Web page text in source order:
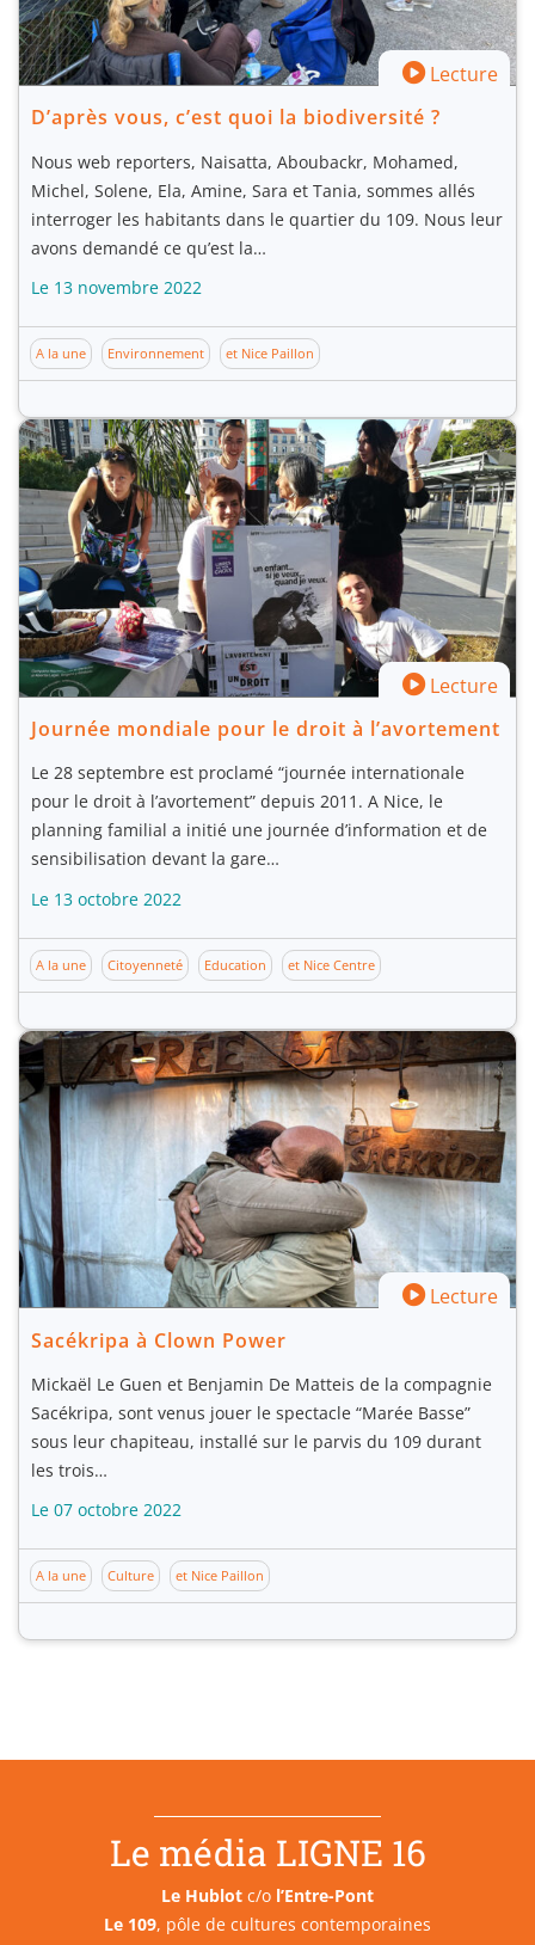
Lecture
D’après vous, c’est quoi la biodiversité ?
Nous web reporters, Naisatta, Aboubackr, Mohamed,
Michel, Solene, Ela, Amine, Sara et Tania, sommes allés
interroger les habitants dans le quartier du 109. Nous leur
avons demandé ce qu’est la…
Le 13 novembre 2022
A la une Environnement et Nice Paillon
Lecture
Journée mondiale pour le droit à l’avortement
Le 28 septembre est proclamé “journée internationale
pour le droit à l’avortement” depuis 2011. A Nice, le
planning familial a initié une journée d’information et de
sensibilisation devant la gare…
Le 13 octobre 2022
A la une Citoyenneté Education et Nice Centre
Lecture
Sacékripa à Clown Power
Mickaël Le Guen et Benjamin De Matteis de la compagnie
Sacékripa, sont venus jouer le spectacle “Marée Basse”
sous leur chapiteau, installé sur le parvis du 109 durant
les trois…
Le 07 octobre 2022
A la une Culture et Nice Paillon
Le média LIGNE 16
Le Hublot c/o l’Entre-Pont
Le 109, pôle de cultures contemporaines